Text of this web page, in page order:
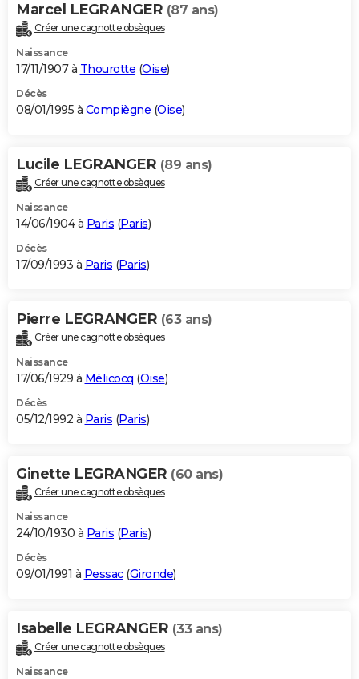
Marcel LEGRANGER (87 ans)
Créer une cagnotte obsèques
Naissance
17/11/1907 à Thourotte (Oise)
Décès
08/01/1995 à Compiègne (Oise)
Lucile LEGRANGER (89 ans)
Créer une cagnotte obsèques
Naissance
14/06/1904 à Paris (Paris)
Décès
17/09/1993 à Paris (Paris)
Pierre LEGRANGER (63 ans)
Créer une cagnotte obsèques
Naissance
17/06/1929 à Mélicocq (Oise)
Décès
05/12/1992 à Paris (Paris)
Ginette LEGRANGER (60 ans)
Créer une cagnotte obsèques
Naissance
24/10/1930 à Paris (Paris)
Décès
09/01/1991 à Pessac(Gironde)
Isabelle LEGRANGER (33 ans)
Créer une cagnotte obsèques
Naissance